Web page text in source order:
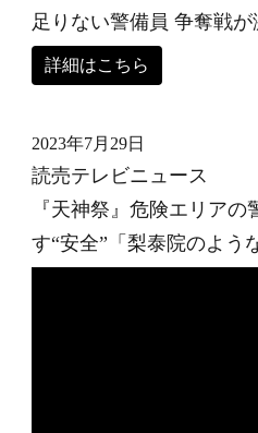
足りない警備員 争奪戦
詳細はこちら
2023年7月29日
読売テレビニュース
『天神祭』危険エリア
す“安全”「梨泰院のよう